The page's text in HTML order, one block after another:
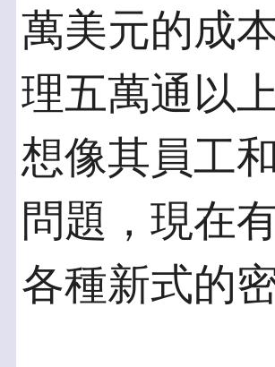
萬美元的成
理五萬通以
想像其員工
問題，現在
各種新式的